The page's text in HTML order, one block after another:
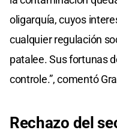
oligarquía, cuyos
cualquier regulación
patalee. Sus fortunas
controle.”, comentó
Rechazo del